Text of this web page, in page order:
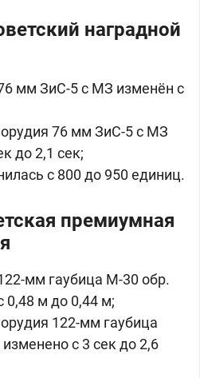
наградной
мм ЗиС-5 с МЗ изменён с
76 мм ЗиС-5 с МЗ
до 2,1 сек;
с 800 до 950 единиц.
премиумная
мм гаубица М-30 обр.
0,48 м до 0,44 м;
122-мм гаубица
с 3 сек до 2,6